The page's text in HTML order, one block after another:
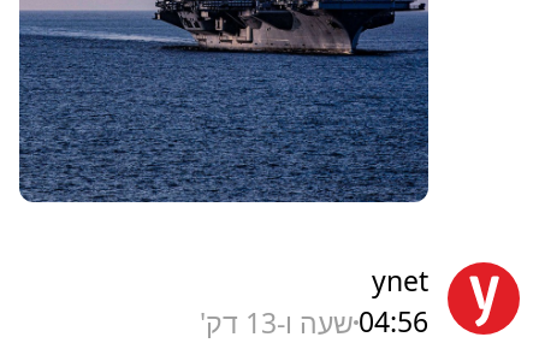
ynet
04:56שעה ו-13 דק'